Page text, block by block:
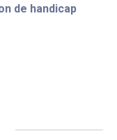
de handicap